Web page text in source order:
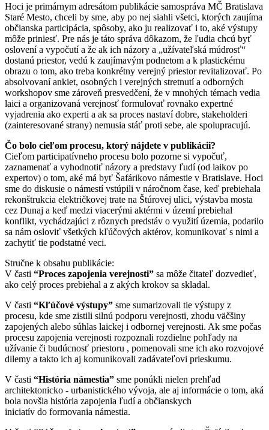
Hoci je primárnym adresátom publikácie samospráva MČ Bratislava
Staré Mesto, chceli by sme, aby po nej siahli všetci, ktorých zaujíma
občianska participácia, spôsoby, ako ju realizovať i to, aké výstupy
môže priniesť. Pre nás je táto správa dôkazom, že ľudia chcú byť
oslovení a vypočutí a že ak ich názory a „užívateľská múdrosť“
dostanú priestor, vedú k zaujímavým podnetom a k plastickému
obrazu o tom, ako treba konkrétny verejný priestor revitalizovať. Po
absolvovaní ankiet, osobných i verejných stretnutí a odborných
workshopov sme zároveň presvedčení, že v mnohých témach vedia
laici a organizovaná verejnosť formulovať rovnako expertné
vyjadrenia ako experti a ak sa proces nastaví dobre, stakeholderi
(zainteresované strany) nemusia stáť proti sebe, ale spolupracujú.
Čo bolo cieľom procesu, ktorý nájdete v publikácii?
Cieľom participatívneho procesu bolo pozorne si vypočuť,
zaznamenať a vyhodnotiť názory a predstavy ľudí (od laikov po
expertov) o tom, aké má byť Šafárikovo námestie v Bratislave. Hoci
sme do diskusie o námestí vstúpili v náročnom čase, keď prebiehala
rekonštrukcia električkovej trate na Štúrovej ulici, výstavba mosta
cez Dunaj a keď medzi viacerými aktérmi v území prebiehal
konflikt, vychádzajúci z rôznych predstáv o využití územia, podarilo
sa nám osloviť všetkých kľúčových aktérov, komunikovať s nimi a
zachytiť tie podstatné veci.
Stručne k obsahu publikácie:
V časti “Proces zapojenia verejnosti” sa môže čitateľ dozvedieť,
ako celý proces prebiehal a z akých krokov sa skladal.
V časti “Kľúčové výstupy” sme sumarizovali tie výstupy z
procesu, kde sme zistili silnú podporu verejnosti, zhodu väčšiny
zapojených alebo súhlas laickej i odbornej verejnosti. Ak sme počas
procesu zapojenia verejnosti rozpoznali rozdielne pohľady na
užívanie či budúcnosť priestoru , pomenovali sme ich ako rozvojové
dilemy a takto ich aj komunikovali zadávateľovi prieskumu.
V časti “História námestia” sme ponúkli nielen prehľad
architektonicko - urbanistického vývoja, ale aj informácie o tom, aká
bola novšia história zapojenia ľudí a občianskych
iniciatív do formovania námestia.